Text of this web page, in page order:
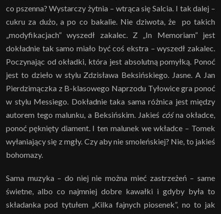
co pszenna? Wystarczy żytnia – wtrąca się Salcia. I tak dalej –
cukru za dużo, a po co bakalie. Nie dziwota, że po takich
„modyfikacjach” wyszedł zakalec. Z „In Memoriam” jest
dokładnie tak samo miało być coś ekstra – wyszedł zakalec.
Poczynając od okładki, która jest absolutną pomyłką. Ponoć
jest to dzieło w stylu Zdzisława Beksińskiego. Jasne. A Jan
Pierdzimączka z B-klasowego Naprzodu Tyłowice gra ponoć
w stylu Messiego. Dokładnie taka sama różnica jest między
autorem tego malunku, a Beksińskim. Jakieś cóśna okładce,
ponoć pęknięty diament. I ten malunek we wkładce – Tomek
wyłaniający się z mgły. Czy aby nie smoleńskiej? Nie, to jakieś
bohomazy.
Sama muzyka – do niej nie można mieć zastrzeżeń – same
świetne, albo co najmniej dobre kawałki i gdyby była to
składanka pod tytułem „Kilka fajnych piosenek”, no to jak